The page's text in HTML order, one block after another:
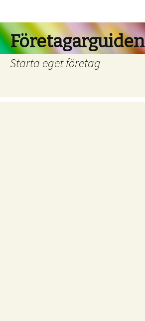
RÄTTSFORMER
FINANSIERING
Företagarguiden
Starta eget företag